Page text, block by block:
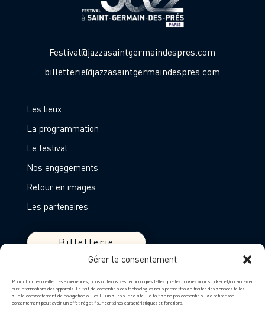
Gérer le consentement
Pour offrir les meilleures expériences, nous utilisons des technologies telles que les cookies pour stocker et/ou accéder
aux informations des appareils. Le fait de consentir à ces technologies nous permettra de traiter des données telles
que le comportement de navigation ou les ID uniques sur ce site. Le fait de ne pas consentir ou de retirer son
consentement peut avoir un effet négatif sur certaines caractéristiques et fonctions.
Festival@jazzasaintgermaindespres.com
billetterie@jazzasaintgermaindespres.com
Les lieux
La programmation
Le festival
Nos engagements
Retour en images
Les partenaires
Billetterie
Entreprises